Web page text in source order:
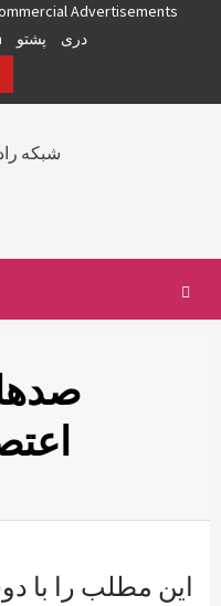
Advertisements
پشتو
دری
این مطلب را با